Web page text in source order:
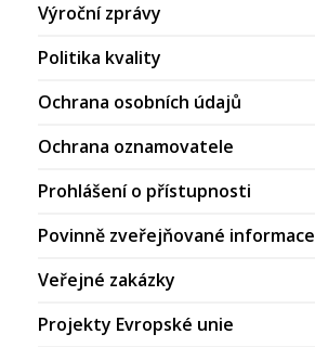
Výroční zprávy
Politika kvality
Ochrana osobních údajů
Ochrana oznamovatele
Prohlášení o přístupnosti
Povinně zveřejňované informace
Veřejné zakázky
Projekty Evropské unie